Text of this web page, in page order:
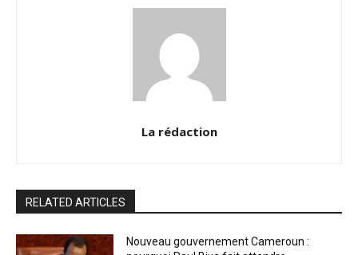
La rédaction
RELATED ARTICLES
Nouveau gouvernement Cameroun :